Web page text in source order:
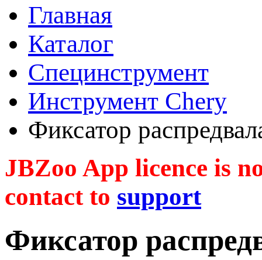
Главная
Каталог
Специнструмент
Инструмент Chery
Фиксатор
JBZoo App licence is
contact to support
Фиксатор